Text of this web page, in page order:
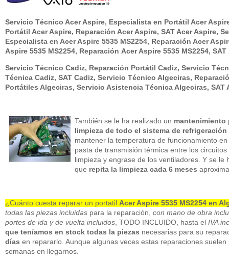
Servicio Técnico Acer Aspire, Especialista en Portátil Acer
Portátil Acer Aspire, Reparación Acer Aspire, SAT Acer Aspire,
Especialista en Acer Aspire 5535 MS2254, Reparación Acer
Aspire 5535 MS2254, Reparación Acer Aspire 5535 MS2254,
Servicio Técnico Cadiz, Reparación Portátil Cadiz, Servicio
Técnica Cadiz, SAT Cadiz, Servicio Técnico Algeciras,
Portátiles Algeciras, Servicio Asistencia Técnica Algeciras, SAT
También se le ha realizado un mantenimiento
limpieza de todo el sistema de refrigeración
mantener la temperatura de funcionamiento
pasta de transmisión térmica entre los
limpieza y engrase de los ventiladores. Y se le
que repita la limpieza cada 6 meses
¿Cuánto cuesta reparar un portatil Acer Aspire 5535 MS2254 en
todas las piezas incluidas para la reparación, con mano de obra
portes de ida y de vuelta incluidos , TODO INCLUIDO, hasta el IVA
que teníamos en stock todas la piezas necesarias para su
días en repararlo. Aunque algunas veces estas reparaciones
semanas en llegarnos.